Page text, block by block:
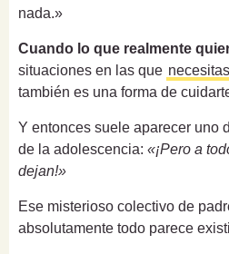
nada.»
Cuando lo que realmente
situaciones en las que
también es una forma de
Y entonces suele aparecer uno
de la adolescencia: «¡Pero a
dejan!»
Ese misterioso colectivo de
absolutamente todo parece